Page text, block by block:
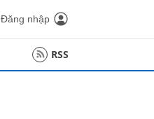
Đăng nhập
RSS